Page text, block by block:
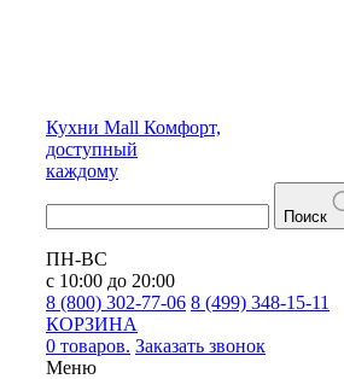
Кухни Mall Комфорт,
доступный
каждому
Поиск
ПН-ВС
с 10:00 до 20:00
8 (800) 302-77-06 8 (499) 348-15-11
КОРЗИНА
0 товаров. Заказать звонок
Меню